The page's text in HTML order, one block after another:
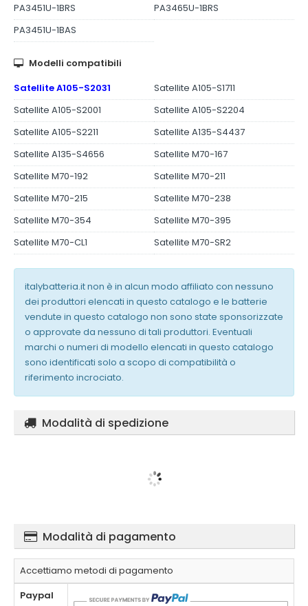
PA3451U-1BRS
PA3465U-1BRS
PA3451U-1BAS
Modelli compatibili
Satellite A105-S2031
Satellite A105-S1711
Satellite A105-S2001
Satellite A105-S2204
Satellite A105-S2211
Satellite A135-S4437
Satellite A135-S4656
Satellite M70-167
Satellite M70-192
Satellite M70-211
Satellite M70-215
Satellite M70-238
Satellite M70-354
Satellite M70-395
Satellite M70-CL1
Satellite M70-SR2
italybatteria.it non è in alcun modo affiliato con nessuno
dei produttori elencati in questo catalogo e le batterie
vendute in questo catalogo non sono state sponsorizzate
o approvate da nessuno di tali produttori. Eventuali
marchi o numeri di modello elencati in questo catalogo
sono identificati solo a scopo di compatibilità o
riferimento incrociato.
Modalità di spedizione
Modalità di pagamento
Accettiamo metodi di pagamento
Paypal